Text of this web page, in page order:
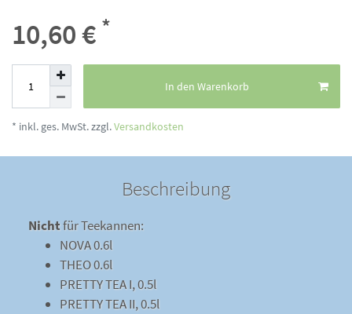
10,60 € *
In den Warenkorb
* inkl. ges. MwSt. zzgl.Versandkosten
Beschreibung
Nichtfür Teekannen:
NOVA 0.6l
THEO 0.6l
PRETTY TEA I, 0.5l
PRETTY TEA II, 0.5l